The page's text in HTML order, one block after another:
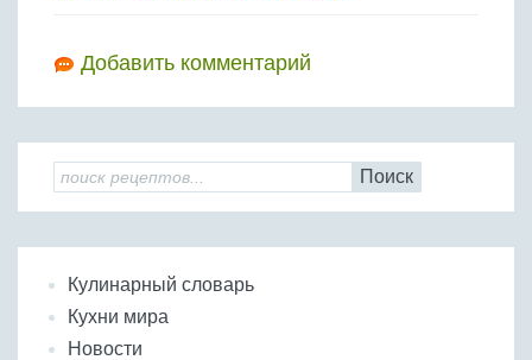
Добавить комментарий
Поиск
Кулинарный словарь
Кухни мира
Новости